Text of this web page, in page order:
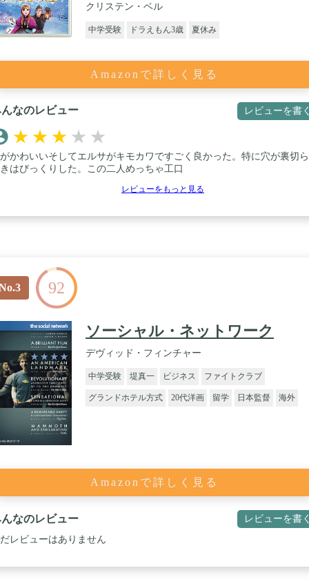
クリステン・ベル
中学受験 ドラえもん3歳 夏休み
Amazonで詳しく見る
なのレビュー レビューを書
★ ★ ★ ★ ★
かわいいそしてエルサがキモカワですごく良かった。特に穴が裏切
はびっくりした。この二人めっちゃ工口
レビューをもっと見る
92
ソーシャル・ネットワーク
デヴィッド・フィンチャー
中学受験 堤真一 ビジネス ファイトクラブ
グランドホテル方式 20代洋画 留学 日本監督 海外
Amazonで詳しく見る
なのレビュー レビューを書
レビューはありません